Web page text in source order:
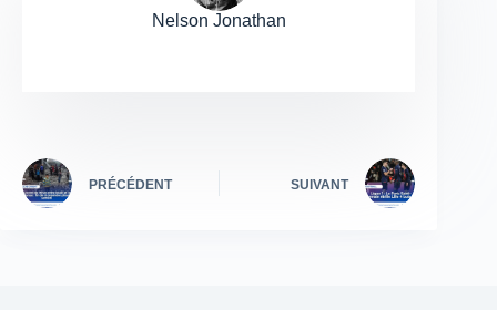
Nelson Jonathan
PRÉCÉDENT SUIVANT